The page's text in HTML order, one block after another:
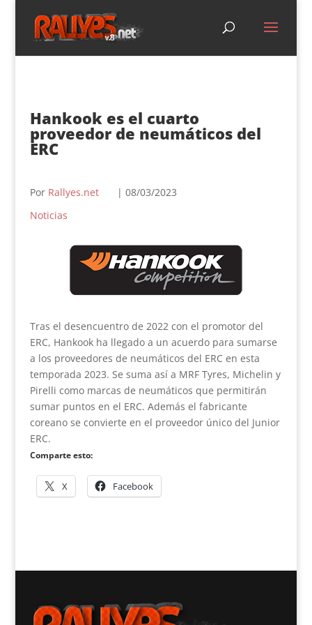
Hankook es el cuarto
proveedor de neumáticos del
ERC
Por Rallyes.net
| 08/03/2023
Noticias
Tras el desencuentro de 2022 con el promotor del
ERC, Hankook ha llegado a un acuerdo para sumarse
a los proveedores de neumáticos del ERC en esta
temporada 2023. Se suma así a MRF Tyres, Michelin y
Pirelli como marcas de neumáticos que permitirán
sumar puntos en el ERC. Además el fabricante
coreano se convierte en el proveedor único del Junior
ERC.
Comparte esto:
X Facebook